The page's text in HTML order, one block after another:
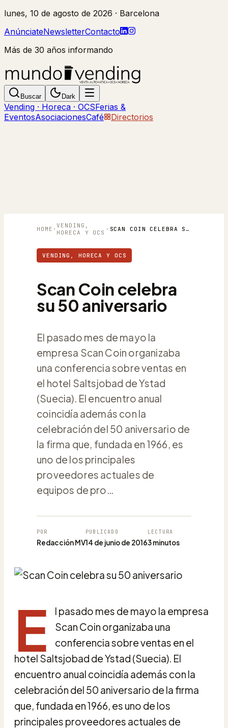
lunes, 10 de agosto de 2026 · Barcelona
AnúnciateNewsletterContacto
Más de 30 años informando
Buscar Dark
Vending · Horeca · OCSFerias &
EventosAsociacionesCafé Directorios
HOME · VENDING,
HORECA Y OCS · SCAN COIN CELEBRA SU 50 ANIVERSARIO
VENDING, HORECA Y OCS
Scan Coin celebra
su 50 aniversario
El pasado mes de mayo la
empresa Scan Coin organizaba
una conferencia sobre ventas en
el hotel Saltsjobad de Ystad
(Suecia). El encuentro anual
coincidía además con la
celebración del 50 aniversario de
la firma que, fundada en 1966, es
uno de los principales
proveedores actuales de
equipos de pro…
POR
Redacción MV
PUBLICADO
14 de junio de 2016
LECTURA
3 minutos
E
l pasado mes de mayo la empresa
Scan Coin organizaba una
conferencia sobre ventas en el
hotel Saltsjobad de Ystad (Suecia). El
encuentro anual coincidía además con la
celebración del 50 aniversario de la firma
que, fundada en 1966, es uno de los
principales proveedores actuales de